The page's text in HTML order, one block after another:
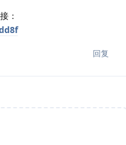
：
回复